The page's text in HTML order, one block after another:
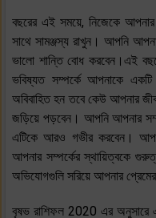
বছরের এই সময়ে, নিজেকে
সাথে সামঞ্জস্য রাখুন। আপনি
ভালো শান্তি বোধ করবেন।এই
ভবিষ্যত সম্পর্কে আপনাকে
অবিবাহিত হন তবে কেউ আপনার
জড়িয়ে পড়বেন। আপনি আপনার
এটিকে আরও গভীর করবেন।
আপনার সম্পর্কের স্থায়িত্বকে
অভিযোগগুলি সরিয়ে আপনার
বৃষভ রাশিফল 2020 এর অনুসারে